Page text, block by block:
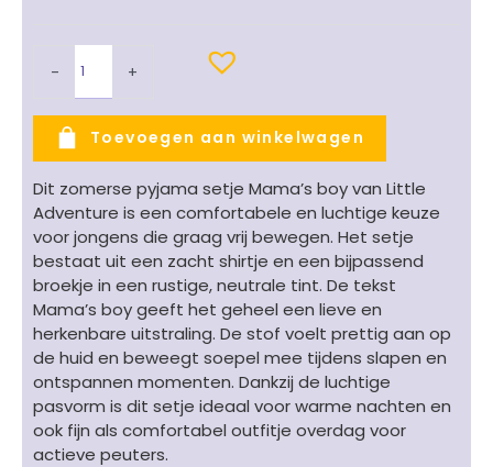
-
Zand
tekst
beige
aantal
+
Toevoegen aan winkelwagen
Dit zomerse pyjama setje Mama’s boy van Little
Adventure is een comfortabele en luchtige keuze
voor jongens die graag vrij bewegen. Het setje
bestaat uit een zacht shirtje en een bijpassend
broekje in een rustige, neutrale tint. De tekst
Mama’s boy geeft het geheel een lieve en
herkenbare uitstraling. De stof voelt prettig aan op
de huid en beweegt soepel mee tijdens slapen en
ontspannen momenten. Dankzij de luchtige
pasvorm is dit setje ideaal voor warme nachten en
ook fijn als comfortabel outfitje overdag voor
actieve peuters.